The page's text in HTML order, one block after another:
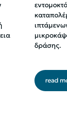
δράσης.
read